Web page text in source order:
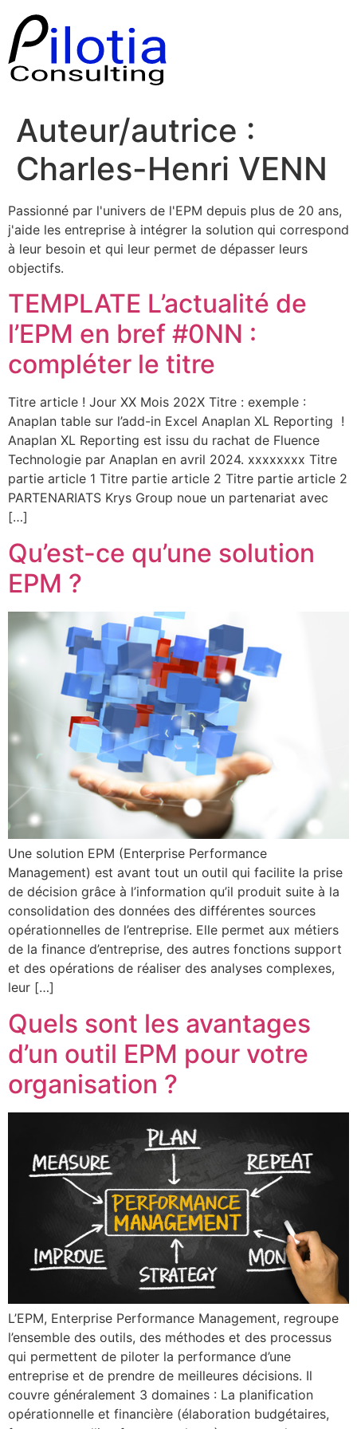
contenu
Auteur/autrice :
Charles-Henri VENN
Passionné par l'univers de l'EPM depuis plus de 20 ans,
j'aide les entreprise à intégrer la solution qui correspond
à leur besoin et qui leur permet de dépasser leurs
objectifs.
TEMPLATE L’actualité de
l’EPM en bref #0NN :
compléter le titre
Titre article ! Jour XX Mois 202X Titre : exemple :
Anaplan table sur l’add-in Excel Anaplan XL Reporting !
Anaplan XL Reporting est issu du rachat de Fluence
Technologie par Anaplan en avril 2024. xxxxxxxx Titre
partie article 1 Titre partie article 2 Titre partie article 2
PARTENARIATS Krys Group noue un partenariat avec
[…]
Qu’est-ce qu’une solution
EPM ?
Une solution EPM (Enterprise Performance
Management) est avant tout un outil qui facilite la prise
de décision grâce à l’information qu’il produit suite à la
consolidation des données des différentes sources
opérationnelles de l’entreprise. Elle permet aux métiers
de la finance d’entreprise, des autres fonctions support
et des opérations de réaliser des analyses complexes,
leur […]
Quels sont les avantages
d’un outil EPM pour votre
organisation ?
L’EPM, Enterprise Performance Management, regroupe
l’ensemble des outils, des méthodes et des processus
qui permettent de piloter la performance d’une
entreprise et de prendre de meilleures décisions. Il
couvre généralement 3 domaines : La planification
opérationnelle et financière (élaboration budgétaires,